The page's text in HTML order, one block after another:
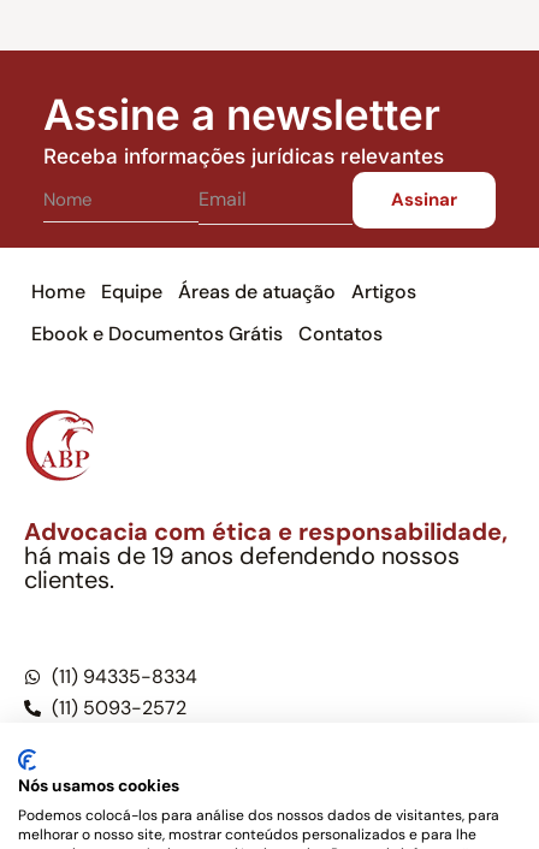
Assine a newsletter
Receba informações jurídicas relevantes
Home Equipe Áreas de atuação
Artigos
Ebook e Documentos Grátis
Contatos
Advocacia com ética e responsabilidade,
há mais de 19 anos defendendo nossos
clientes.
(11) 94335-8334
(11) 5093-2572
Nós usamos cookies
Podemos colocá-los para análise dos nossos dados de visitantes, para
melhorar o nosso site, mostrar conteúdos personalizados e para lhe